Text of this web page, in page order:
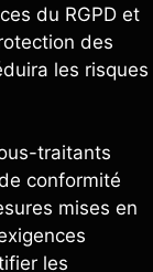
du RGPD et
des
les risques
traitants
conformité
mises en
les